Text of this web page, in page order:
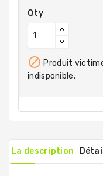
Qty
 Produit
indisponible.
La description